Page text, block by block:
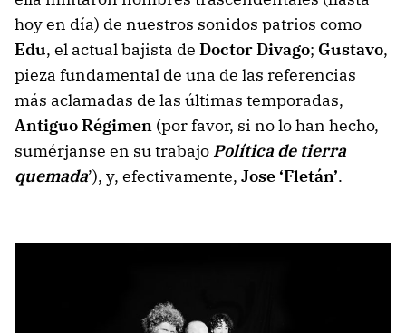
hoy en día) de nuestros sonidos patrios como
Edu, el actual bajista de Doctor Divago; Gustavo,
pieza fundamental de una de las referencias
más aclamadas de las últimas temporadas,
Antiguo Régimen (por favor, si no lo han hecho,
sumérjanse en su trabajo Política de tierra
quemada’), y, efectivamente, Jose ‘Fletán’.